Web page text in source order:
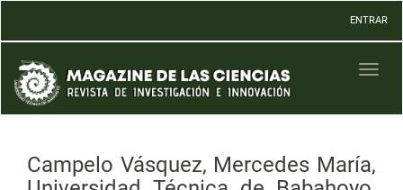
Contenido
principal
Barra
lateral
ENTRAR
Campelo Vásquez, Mercedes María,